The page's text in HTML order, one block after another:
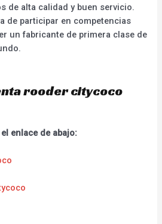
de alta calidad y buen servicio.
de participar en competencias
un fabricante de primera clase de
rooder citycoco
enlace de abajo: